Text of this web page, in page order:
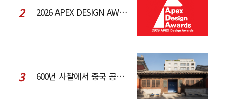
2 2026 APEX DESIGN AWARDS
3 600년 사찰에서 중국 공예와 현대 패션을 직조한 ZARA x Fanglu Lin Pop-Up